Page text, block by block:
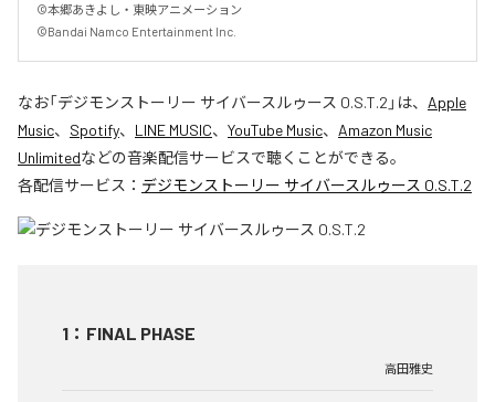
©本郷あきよし・東映アニメーション
©Bandai Namco Entertainment Inc.
なお「デジモンストーリー サイバースルゥース O.S.T.2 」は、 Apple
Music、 Spotify、 LINE MUSIC、 YouTube Music、 Amazon Music
Unlimitedなどの音楽配信サービスで聴くことができる。
各配信サービス： デジモンストーリー サイバースルゥース O.S.T.2
1 ： FINAL PHASE
高田雅史